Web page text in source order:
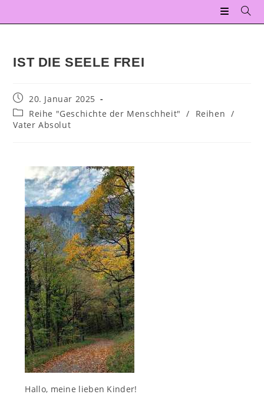
IST DIE SEELE FREI
20. Januar 2025
Reihe "Geschichte der Menschheit"
/ Reihen /
Vater Absolut
Hallo, meine lieben Kinder!